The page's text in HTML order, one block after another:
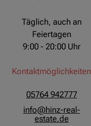
Täglich, auch an
Feiertagen
9:00 - 20:00 Uhr
Kontaktmöglichkeiten
05764 942777
info@hinz-real-
estate.de